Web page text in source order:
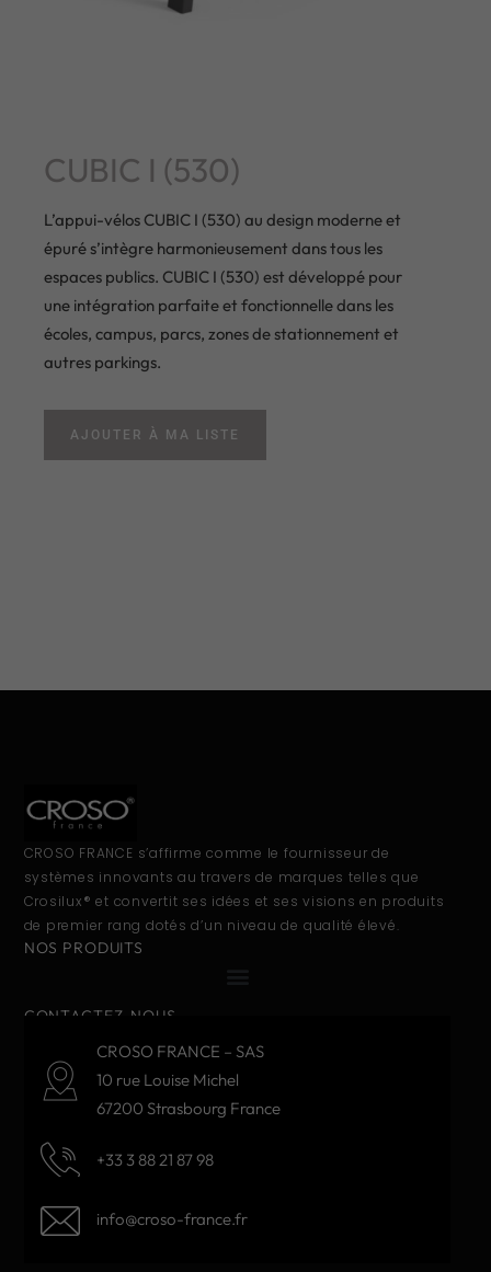
CUBIC I (530)
L’appui-vélos CUBIC I (530) au design moderne et
épuré s’intègre harmonieusement dans tous les
espaces publics. CUBIC I (530) est développé pour
une intégration parfaite et fonctionnelle dans les
écoles, campus, parcs, zones de stationnement et
autres parkings.
AJOUTER À MA LISTE
CROSO FRANCE s’affirme comme le fournisseur de
systèmes innovants au travers de marques telles que
Crosilux® et convertit ses idées et ses visions en produits
de premier rang dotés d’un niveau de qualité élevé.
NOS PRODUITS
CONTACTEZ-NOUS
CROSO FRANCE – SAS
10 rue Louise Michel
67200 Strasbourg France
+33 3 88 21 87 98
info@croso-france.fr